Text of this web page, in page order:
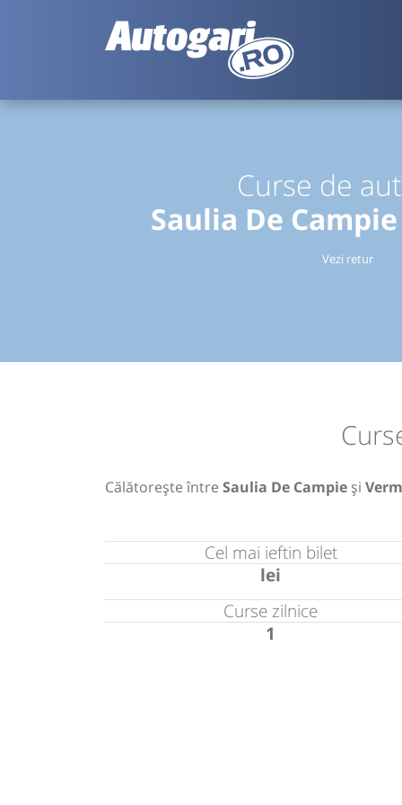
Curse de
Saulia De
Vezi retur
Călătorește între Saulia De Campie și
Cel mai ieftin bilet
lei
Curse zilnice
1